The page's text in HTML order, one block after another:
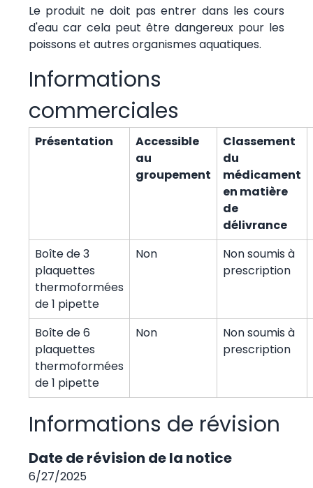
Le produit ne doit pas entrer dans les cours
d'eau car cela peut être dangereux pour les
poissons et autres organismes aquatiques.
Informations
commerciales
Présentation
Accessible
au
groupement
Classement
du
médicament
en matière
de
délivrance
Boîte de 3
plaquettes
thermoformées
de 1 pipette
Non
Non soumis à
prescription
Boîte de 6
plaquettes
thermoformées
de 1 pipette
Non
Non soumis à
prescription
Informations de révision
Date de révision de la notice
6/27/2025